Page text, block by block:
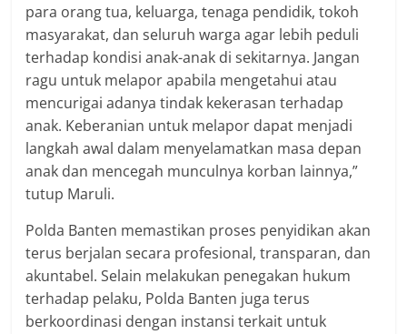
para orang tua, keluarga, tenaga pendidik, tokoh
masyarakat, dan seluruh warga agar lebih peduli
terhadap kondisi anak-anak di sekitarnya. Jangan
ragu untuk melapor apabila mengetahui atau
mencurigai adanya tindak kekerasan terhadap
anak. Keberanian untuk melapor dapat menjadi
langkah awal dalam menyelamatkan masa depan
anak dan mencegah munculnya korban lainnya,”
tutup Maruli.
Polda Banten memastikan proses penyidikan akan
terus berjalan secara profesional, transparan, dan
akuntabel. Selain melakukan penegakan hukum
terhadap pelaku, Polda Banten juga terus
berkoordinasi dengan instansi terkait untuk